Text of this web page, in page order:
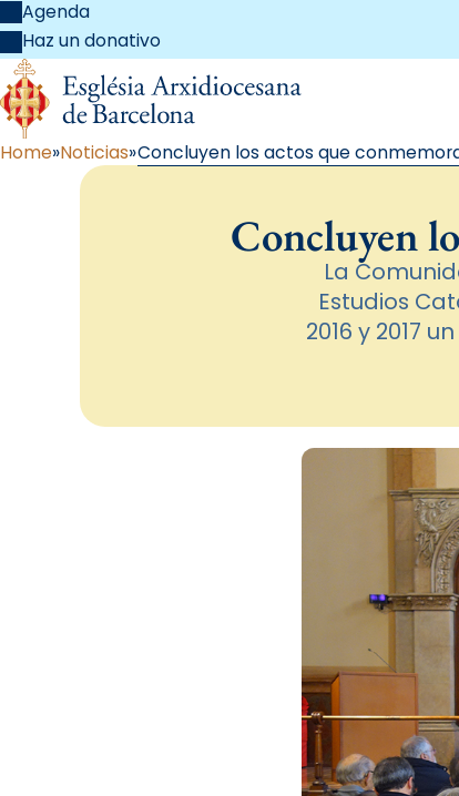
Agenda
Haz un donativo
Home Noticias Concluyen los actos que
Concluyen
La
Estudios
2016 y 2017